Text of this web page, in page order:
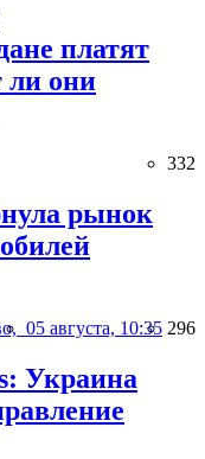
платят
ли они
332
рынок
05 августа, 10:35 296
Украина